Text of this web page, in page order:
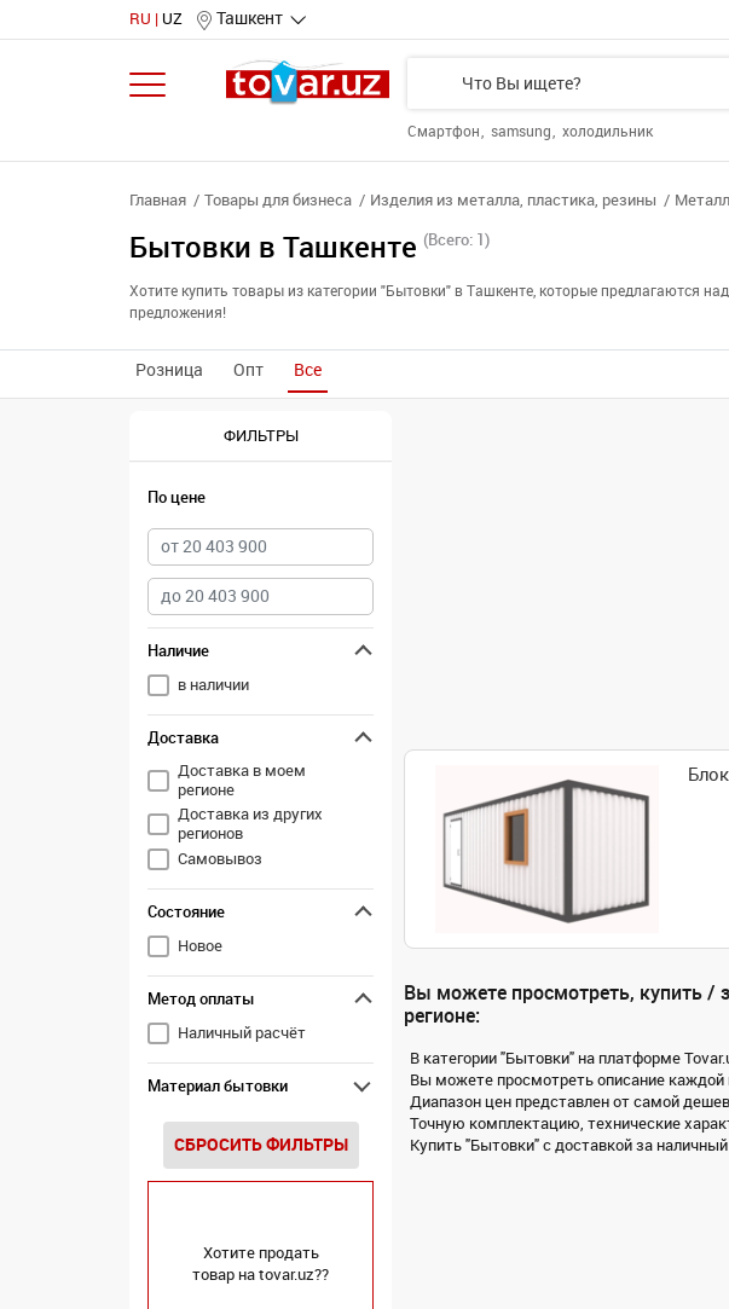
RU UZ Ташкент
Смартфон samsung холодильник
Главная Товары для бизнеса Изделия из металла, пластика, резины
Бытовки в Ташкенте (Всего: 1)
Хотите купить товары из категории "Бытовки" в Ташкенте, которые
предложения!
Розница Опт Все
ФИЛЬТРЫ
По цене
Наличие
в наличии
Доставка
Доставка в моем
регионе
Доставка из других
регионов
Самовывоз
Состояние
Новое
Метод оплаты
Наличный расчёт
Материал бытовки
СБРОСИТЬ ФИЛЬТРЫ
Хотите продать
товар на tovar.uz??
Вы можете просмотреть, купить /
регионе:
В категории "Бытовки" на платформе
Вы можете просмотреть описание каждой
Диапазон цен представлен от самой
Точную комплектацию, технические
Купить "Бытовки" с доставкой за